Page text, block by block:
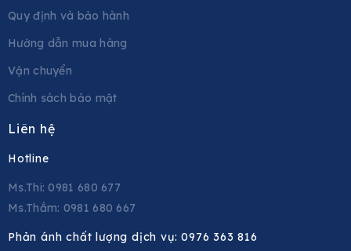
Quy định và bảo hành
Hướng dẫn mua hàng
Vận chuyển
Chính sách bảo mật
Liên hệ
Hotline
Ms.Thi: 0981 680 677
Ms.Thắm: 0981 680 667
Phản ánh chất lượng dịch vụ:0976 363 816